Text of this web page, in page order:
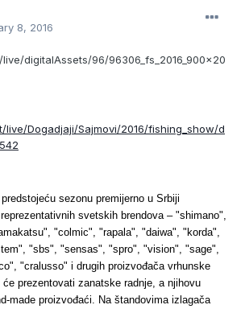
8, 2016
digitalAssets/96/96306_fs_2016_900x20
live/Dogadjaji/Sajmovi/2016/fishing_show/d
sezonu premijerno u Srbiji
svetskih brendova – "shimano",
"colmic", "rapala", "daiwa", "korda",
"sbs", "sensas", "spro", "vision", "sage",
"cralusso" i drugih proizvođača vrhunske
prezentovati zanatske radnje, a njihovu
made proizvođaći. Na štandovima izlagača